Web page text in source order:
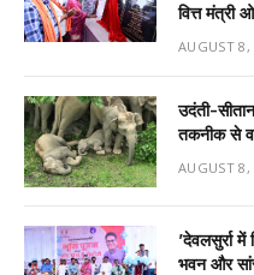
वित्त मंत्री
AUGUST 8,
उदंती-
तकनीक से
AUGUST 8,
’देवलसुर्रा
भवन और